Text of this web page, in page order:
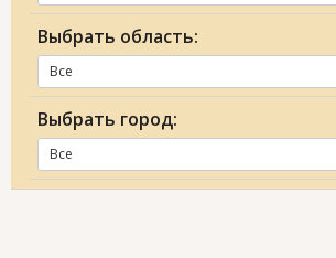
Выбрать область:
Все
Выбрать город:
Все